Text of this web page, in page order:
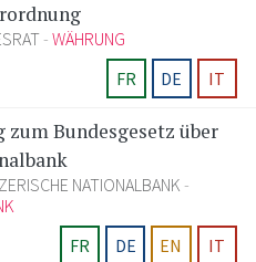
WÄHRUNG
FR
DE IT
zum Bundesgesetz über
NATIONALBANK
FR
DE EN IT